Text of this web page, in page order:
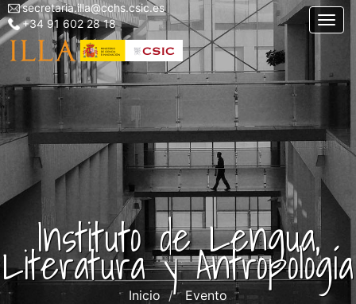
Pasar
al
contenido
Menu
top
left
secretaria.illa@cchs.csic.es
+34 91 602 28 18
Instituto de Lengua,
Literatura y Antropología
Inicio
Evento